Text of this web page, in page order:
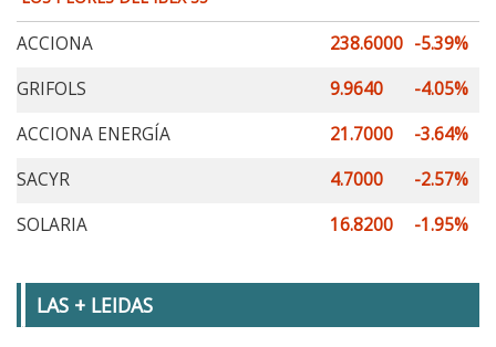
ACCIONA 238.6000 -5.39%
GRIFOLS
9.9640
-4.05%
ACCIONA ENERGÍA
21.7000
-3.64%
SACYR
4.7000
-2.57%
SOLARIA
16.8200 -1.95%
LAS + LEIDAS